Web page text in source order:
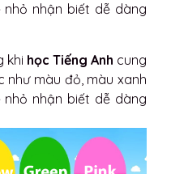
nhỏ nhận biết dễ dàng
khi học Tiếng Anh cung
như màu đỏ, màu xanh
nhỏ nhận biết dễ dàng